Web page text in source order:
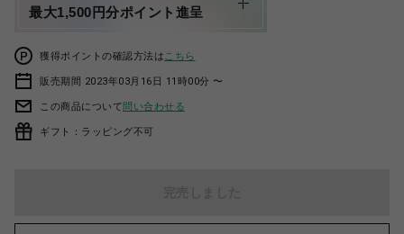
最大1,500円分ポイント進呈
獲得ポイントの確認方法は こちら
販売期間 2023年03月16日 11時00分 〜
この商品について問い合わせる
ギフト：ラッピング不可